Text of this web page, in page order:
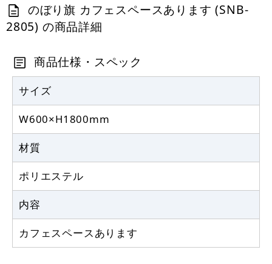
2,552 円 税込
のぼり旗 カフェスペースあります (SNB-
2805) の商品詳細
商品仕様・スペック
サイズ
W600×H1800mm
材質
ポリエステル
内容
カフェスペースあります